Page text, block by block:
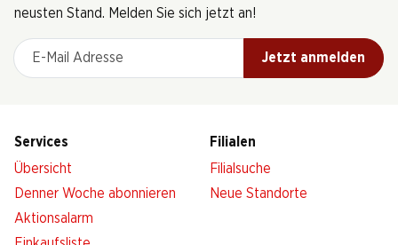
neusten Stand. Melden Sie sich jetzt an!
E-Mail Adresse
Jetzt anmelden
Services
Übersicht
Denner Woche abonnieren
Aktionsalarm
Filialen
Filialsuche
Neue Standorte